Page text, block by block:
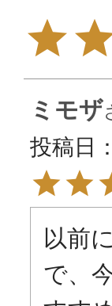
ミモザ
投稿日
以前
で、